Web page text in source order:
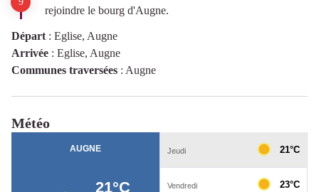
rejoindre le bourg d'Augne.
Départ : Eglise, Augne
Arrivée : Eglise, Augne
Communes traversées : Augne
Météo